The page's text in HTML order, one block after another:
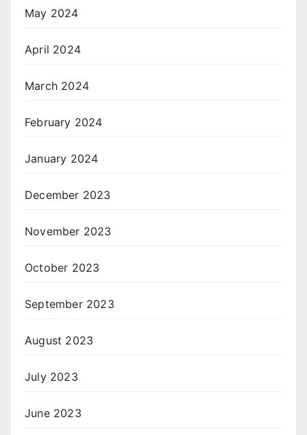
May 2024
April 2024
March 2024
February 2024
January 2024
December 2023
November 2023
October 2023
September 2023
August 2023
July 2023
June 2023